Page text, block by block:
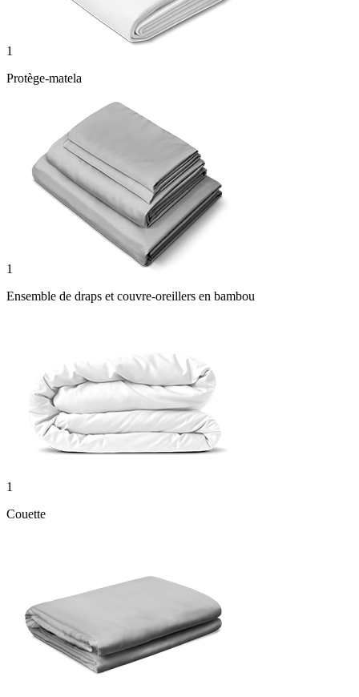
1
Protège-matela
1
Ensemble de draps et couvre-oreillers en bambou
1
Couette